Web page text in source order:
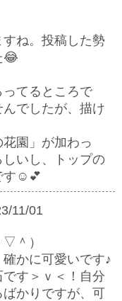
ね。投稿した勢
😂
てるところで
でしたが、描け
園」が加わっ
いし、トップの
す☺️💕
11/01
＾）
かに可愛いです♪
す＞ｖ＜！自分
かりですが、可